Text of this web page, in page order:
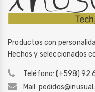
Productos con
Hechos y seleccionados
Teléfono: (+598) 92
Mail: